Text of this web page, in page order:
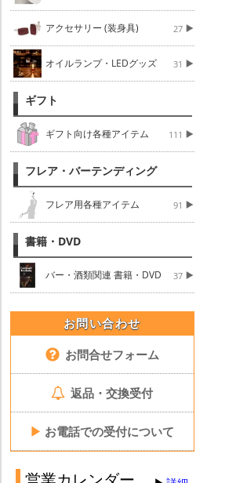
アクセサリー (装身具) 27
オイルランプ・LEDグッズ 31
ギフト
ギフト向け各種アイテム 111
フレア・バーテンディング
フレア用各種アイテム 91
書籍・DVD
バー・酒類関連 書籍・DVD 37
お問い合わせ
お問合せフォーム
返品・交換受付
▶ お電話での受付について